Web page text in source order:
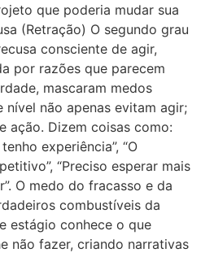
que poderia mudar sua
(Retração) O segundo grau
consciente de agir,
por razões que parecem
mascaram medos
nível não apenas evitam agir;
ação. Dizem coisas como:
experiência”, “O
“Preciso esperar mais
O medo do fracasso e da
combustíveis da
estágio conhece o que
não fazer, criando narrativas